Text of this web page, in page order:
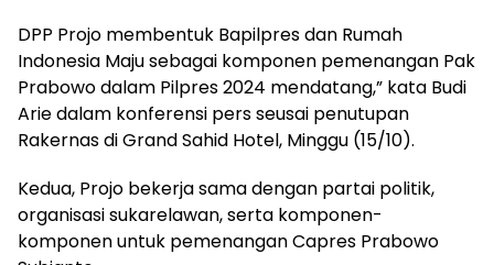
DPP Projo membentuk Bapilpres dan Rumah
Indonesia Maju sebagai komponen pemenangan Pak
Prabowo dalam Pilpres 2024 mendatang,” kata Budi
Arie dalam konferensi pers seusai penutupan
Rakernas di Grand Sahid Hotel, Minggu (15/10).
Kedua, Projo bekerja sama dengan partai politik,
organisasi sukarelawan, serta komponen-
komponen untuk pemenangan Capres Prabowo